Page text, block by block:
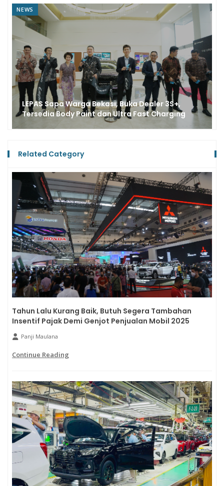
NEWS
LEPAS Sapa Warga Bekasi, Buka Dealer 3S+,
Tersedia Body Paint dan Ultra Fast Charging
Related Category
Tahun Lalu Kurang Baik, Butuh Segera Tambahan
Insentif Pajak Demi Genjot Penjualan Mobil 2025
Panji Maulana
Continue Reading